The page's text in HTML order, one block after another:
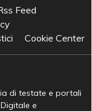
Feed
Cookie Center
di testate e portali
e